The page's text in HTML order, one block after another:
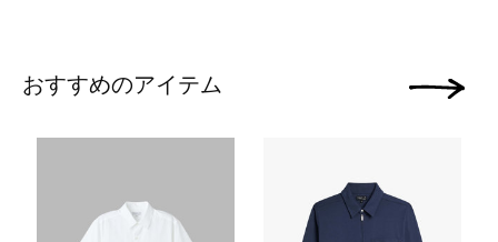
おすすめのアイテム 次の画像